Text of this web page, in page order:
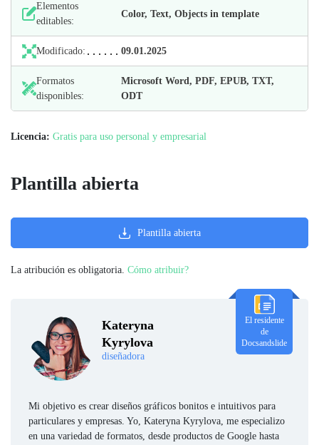
Elementos
editables:
Color, Text, Objects in template
Modificado: 09.01.2025
Formatos
disponibles:
Microsoft Word, PDF, EPUB, TXT,
ODT
Licencia: Gratis para uso personal y empresarial
Kateryna
Kyrylova
diseñadora
El residente
de
Docsandslide
Mi objetivo es crear diseños gráficos bonitos e intuitivos para
particulares y empresas. Yo, Kateryna Kyrylova, me especializo
en una variedad de formatos, desde productos de Google hasta
Plantilla abierta
Plantilla abierta
La atribución es obligatoria. Cómo atribuir?